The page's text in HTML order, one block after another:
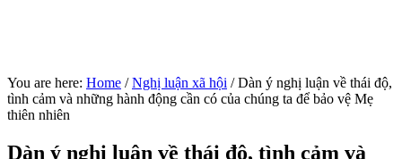
You are here: Home / Nghị luận xã hội /Dàn ý nghị luận về thái độ,
tình cảm và những hành động cần có của chúng ta để bảo vệ Mẹ
thiên nhiên
Dàn ý nghị luận về thái độ, tình cảm và